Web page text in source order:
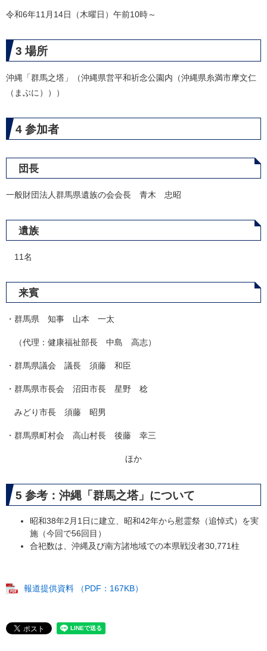
令和6年11月14日（木曜日）午前10時～
3 場所
沖縄「群馬之塔」（沖縄県営平和祈念公園内（沖縄県糸満市摩文仁
（まぶに）））
4 参加者
団長
一般財団法人群馬県遺族の会会長 青木 忠昭
遺族
11名
来賓
・群馬県 知事 山本 一太
（代理：健康福祉部長 中島 高志）
・群馬県議会 議長 須藤 和臣
・群馬県市長会 沼田市長 星野 稔
みどり市長 須藤 昭男
・群馬県町村会 高山村長 後藤 幸三
ほか
5 参考：沖縄「群馬之塔」について
昭和38年2月1日に建立、昭和42年から慰霊祭（追悼式）を実
施（今回で56回目）
合祀数は、沖縄及び南方諸地域での本県戦没者30,771柱
報道提供資料 （PDF：167KB）